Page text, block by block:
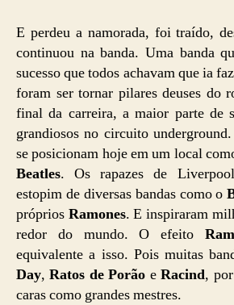
E perdeu a namorada, foi traído,
continuou na banda. Uma banda
sucesso que todos achavam que ia
foram ser tornar pilares deuses do
final da carreira, a maior parte de
grandiosos no circuito
se posicionam hoje em um local
Beatles. Os rapazes de
estopim de diversas bandas como o
próprios Ramones. E inspiraram
redor do mundo. O efeito
equivalente a isso. Pois muitas
Day,Ratos de Porão eRacind,
caras como grandes mestres.